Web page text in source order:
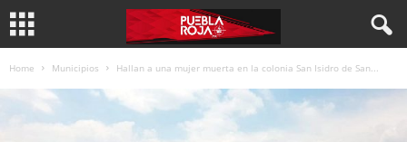
Home Municipios Hallan a una mujer muerta en la colonia San Isidro de San...